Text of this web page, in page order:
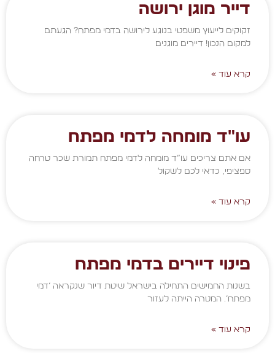
דייר מוגן ירושה
זקוקים לייעוץ משפטי בנוגע לירושה בדמי מפתח? הגעתם
למקום הנכון! דיירים מוגנים
קרא עוד »
עו"ד מומחה לדמי מפתח
אם אתם צריכים עו”ד מומחה לדמי מפתח תמורת שכר טרחה
ספציפי, כדאי לכם לשקול
קרא עוד »
פינוי דיירים בדמי מפתח
בשנות החמישים התחילה בישראל שיטת דיור שנקראה ‘דמי
מפתח’. המטרה הייתה לעזור
קרא עוד »